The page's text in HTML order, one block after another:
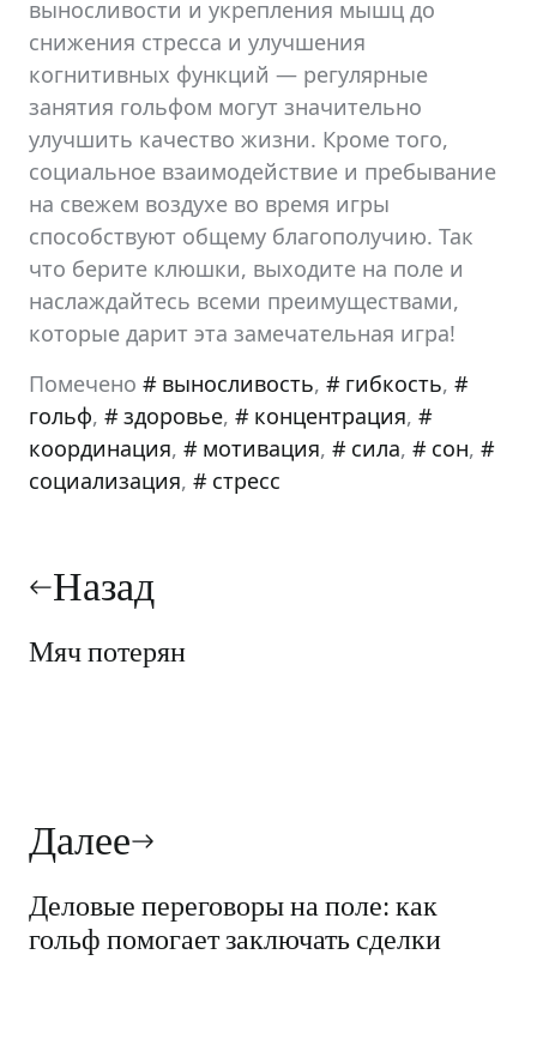
выносливости и укрепления мышц до
снижения стресса и улучшения
когнитивных функций — регулярные
занятия гольфом могут значительно
улучшить качество жизни. Кроме того,
социальное взаимодействие и пребывание
на свежем воздухе во время игры
способствуют общему благополучию. Так
что берите клюшки, выходите на поле и
наслаждайтесь всеми преимуществами,
которые дарит эта замечательная игра!
Помечено
выносливость, гибкость,
гольф, здоровье, концентрация,
координация, мотивация, сила, сон,
социализация, стресс
по
записям
Назад
Мяч потерян
Далее
Деловые переговоры на поле: как
гольф помогает заключать сделки